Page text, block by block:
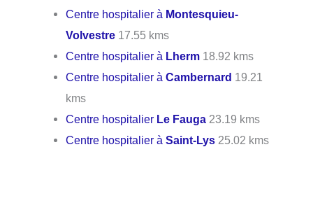
Centre hospitalier à Montesquieu-
Volvestre 17.55 kms
Centre hospitalier à Lherm 18.92 kms
Centre hospitalier àCambernard 19.21
kms
Centre hospitalier Le Fauga 23.19 kms
Centre hospitalier àSaint-Lys 25.02 kms